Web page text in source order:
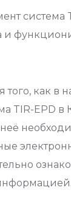
система
и
как в
TIR-EPD в